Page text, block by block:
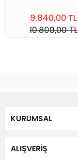
9.840,00 TL
10.800,00 TL
KURUMSAL
ALIŞVERİŞ